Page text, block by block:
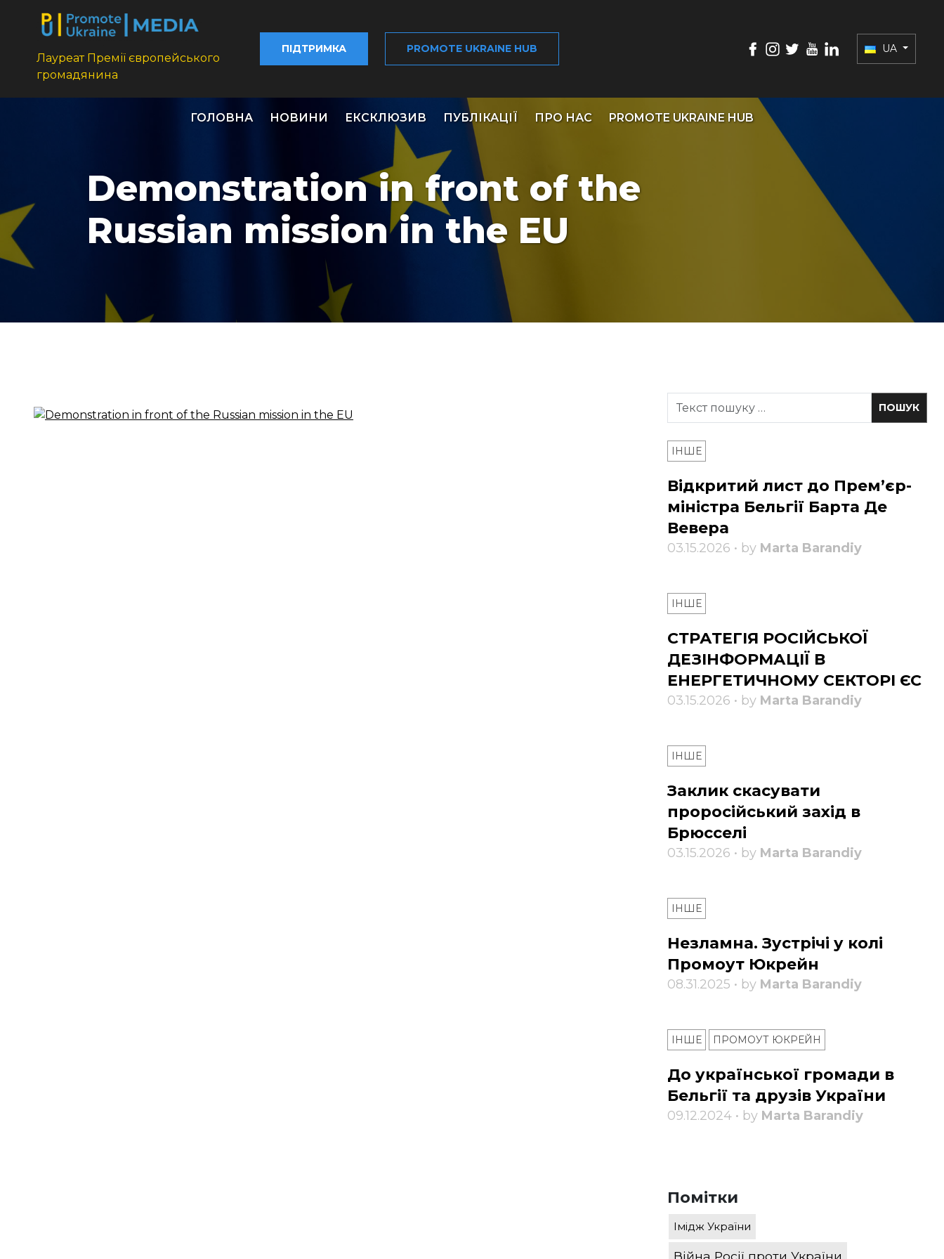
Лауреат Премії європейського
громадянина
ПІДТРИМКА PROMOTE UKRAINE HUB UA
ГОЛОВНА НОВИНИ ЕКСКЛЮЗИВ ПУБЛІКАЦІЇ ПРО НАС PROMOTE UKRAINE HUB
Demonstration in front of the
Russian mission in the EU
ІНШЕ
Відкритий лист до Прем’єр-
міністра Бельгії Барта Де
Вевера
03.15.2026 • by Marta Barandiy
ІНШЕ
СТРАТЕГІЯ РОСІЙСЬКОЇ
ДЕЗІНФОРМАЦІЇ В
ЕНЕРГЕТИЧНОМУ СЕКТОРІ ЄС
03.15.2026 • by Marta Barandiy
ІНШЕ
Заклик скасувати
проросійський захід в
Брюсселі
03.15.2026 • by Marta Barandiy
ІНШЕ
Незламна. Зустрічі у колі
Промоут Юкрейн
08.31.2025 • by Marta Barandiy
ІНШЕ ПРОМОУТ ЮКРЕЙН
До української громади в
Бельгії та друзів України
09.12.2024 • by Marta Barandiy
Помітки
Імідж України
Війна Росії проти України